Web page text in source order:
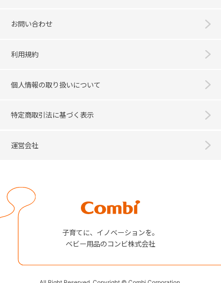
お問い合わせ
利用規約
個人情報の取り扱いについて
特定商取引法に基づく表示
運営会社
子育てに、イノベーションを。
ベビー用品のコンビ株式会社